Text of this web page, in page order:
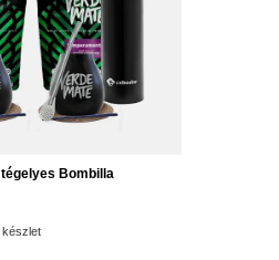
tégelyes Bombilla
készlet